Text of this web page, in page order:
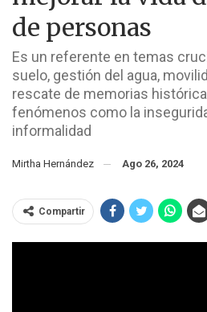
de personas
Es un referente en temas
suelo, gestión del agua,
rescate de memorias
fenómenos como la
informalidad
Mirtha Hernández Ago 26, 2024
Compartir